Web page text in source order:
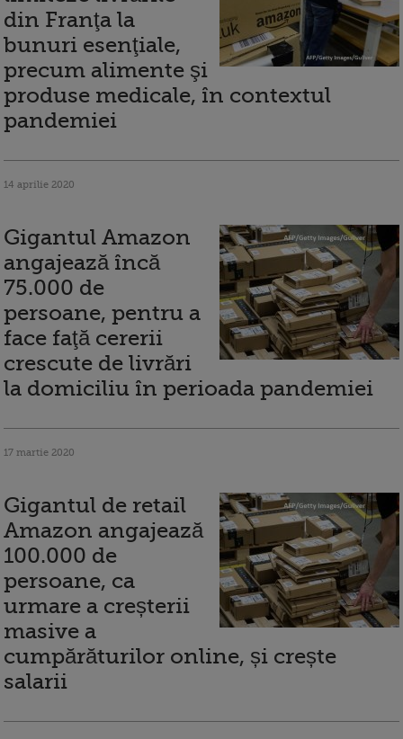
din Franţa la
bunuri esenţiale,
precum alimente şi
produse medicale, în contextul
pandemiei
14 aprilie 2020
Gigantul Amazon
angajează încă
75.000 de
persoane, pentru a
face faţă cererii
crescute de livrări
la domiciliu în perioada pandemiei
17 martie 2020
Gigantul de retail
Amazon angajează
100.000 de
persoane, ca
urmare a creșterii
masive a
cumpărăturilor online, și crește
salarii